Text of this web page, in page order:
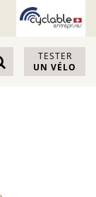
TESTER
UN VÉLO